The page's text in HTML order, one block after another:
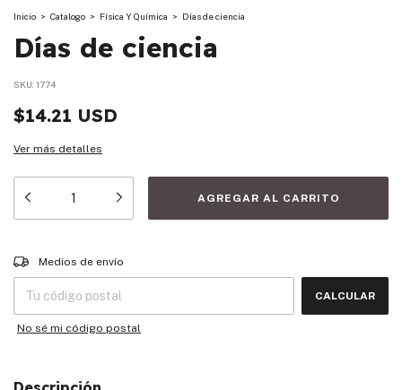
Inicio > Catalogo > Física Y Química > Días de ciencia
Días de ciencia
SKU: 1774
$14.21 USD
Ver más detalles
Entregas para el CP:
Medios de envío
CALCULAR
No sé mi código postal